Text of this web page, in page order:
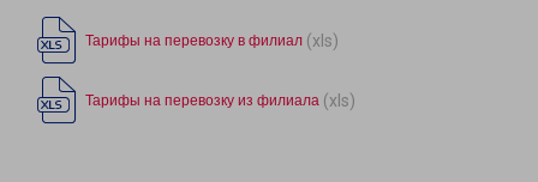
Тарифы на перевозку в филиал (xls)
Тарифы на перевозку из филиала (xls)